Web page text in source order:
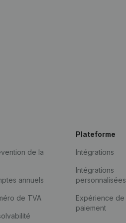
de la
annuels
de TVA
Plateforme
Intégrations
Intégrations
personnalisées
Expérience de
paiement